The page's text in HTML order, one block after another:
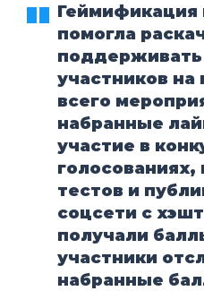
помогла
поддерживать
участников
всего
набранные
участие в
тестов и
соцсети с
получали
участники
набранные